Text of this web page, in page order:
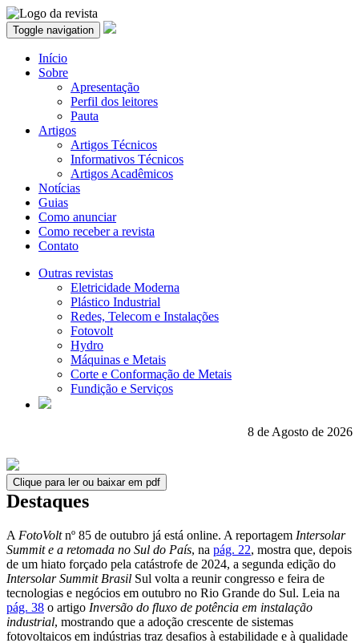
Toggle navigation
Início
Sobre
Apresentação
Perfil dos leitores
Pauta
Artigos
Artigos Técnicos
Informativos Técnicos
Artigos Acadêmicos
Notícias
Guias
Como anunciar
Como receber a revista
Contato
Outras revistas
Eletricidade Moderna
Plástico Industrial
Redes, Telecom e Instalações
Fotovolt
Hydro
Máquinas e Metais
Corte e Conformação de Metais
Fundição e Serviços
8 de Agosto de 2026
Clique para ler ou baixar em pdf
Destaques
A FotoVoltnº 85 de outubro já está online. A reportagem Intersolar
Summit e a retomada no Sul do País, na pág. 22, mostra que, depois
de um hiato forçado pela catástrofe de 2024, a segunda edição do
Intersolar Summit Brasil Sul volta a reunir congresso e feira de
tecnologias e negócios em outubro no Rio Grande do Sul. Leia na
pág. 38 o artigo Inversão do fluxo de potência em instalação
industrial, mostrando que a adoção crescente de sistemas
fotovoltaicos em indústrias traz desafios à estabilidade e à qualidade